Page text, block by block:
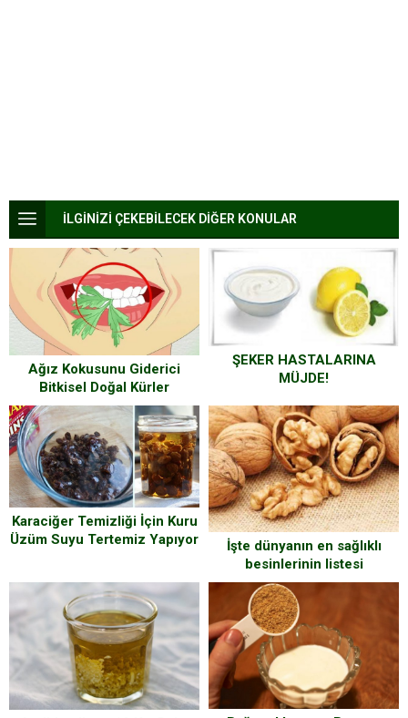
İLGİNİZİ ÇEKEBİLECEK DİĞER KONULAR
Ağız Kokusunu Giderici
Bitkisel Doğal Kürler
ŞEKER HASTALARINA
MÜJDE!
Karaciğer Temizliği İçin Kuru
Üzüm Suyu Tertemiz Yapıyor
İşte dünyanın en sağlıklı
besinlerinin listesi